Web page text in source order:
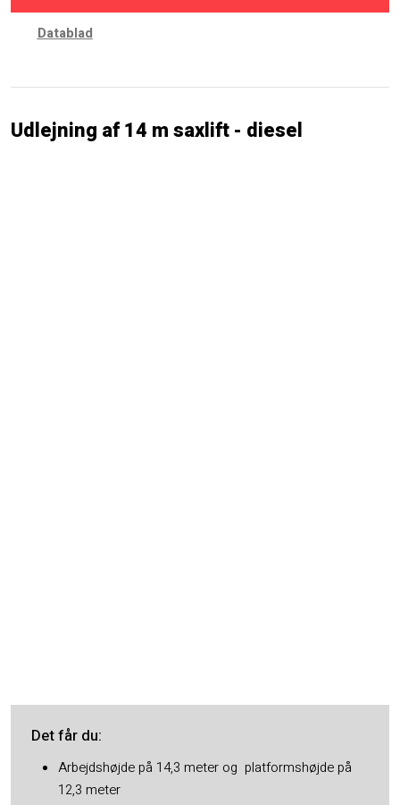
​Datablad
Udlejning af 14 m saxlift - diesel
Det får du​:
Arbejdshøjde på 14,3 meter og platformshøjde på
12,3 meter